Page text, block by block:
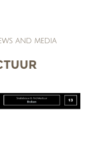
AND MEDIA